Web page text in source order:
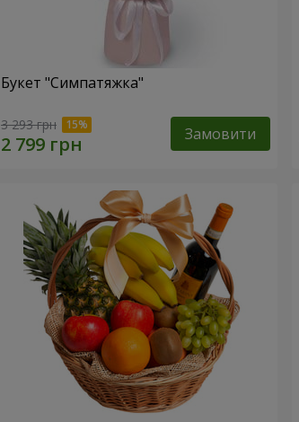
Букет "Симпатяжка"
3 293 грн Замовити